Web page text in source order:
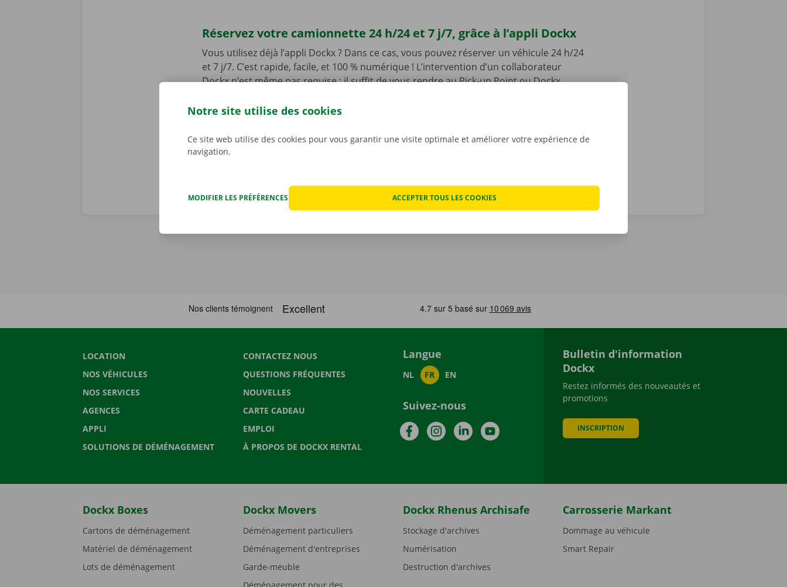
Réservez votre camionnette 24 h/24 et 7 j/7, grâce à l’appli Dockx
Vous utilisez déjà l’appli Dockx ? Dans ce cas, vous pouvez réserver un véhicule 24 h/24
et 7 j/7. C’est rapide, facile, et 100 % numérique ! L’intervention d’un collaborateur
Dockx n’est même pas requise : il suffit de vous rendre au Pick-up Point ou Dockx
Téléchargez l’appli gratuite pour Android sur le
LOCATION
NOS VÉHICULES
NOS SERVICES
AGENCES
APPLI
SOLUTIONS DE DÉMÉNAGEMENT
CONTACTEZ NOUS
QUESTIONS FRÉQUENTES
NOUVELLES
CARTE CADEAU
EMPLOI
À PROPOS DE DOCKX RENTAL
Langue
NL FR EN
Suivez-nous
FacebookInstagramLinkedInYouTube
Bulletin d'information
Dockx
Restez informés des nouveautés et
promotions
INSCRIPTION
Dockx Boxes
Cartons de déménagement
Matériel de déménagement
Lots de déménagement
Dockx Movers
Déménagement particuliers
Déménagement d'entreprises
Garde-meuble
Dockx Rhenus Archisafe
Stockage d'archives
Numérisation
Destruction d'archives
Carrosserie Markant
Dommage au véhicule
Smart Repair
Notre site utilise des cookies
Ce site web utilise des cookies pour vous garantir une visite optimale et améliorer votre expérience de
navigation.
MODIFIER LES PRÉFÉRENCES ACCEPTER TOUS LES COOKIES